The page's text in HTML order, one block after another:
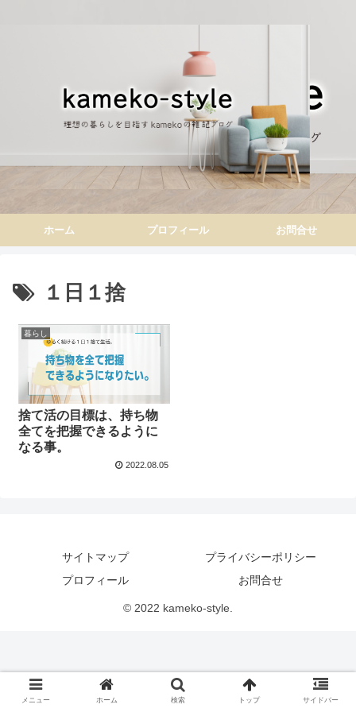
ホーム プロフィール お問合せ
１日１捨
暮らし
捨て活の目標は、持ち物
全てを把握できるように
なる事。
2022.08.05
サイトマップ
プライバシーポリシー
プロフィール
お問合せ
© 2022 kameko-style.
メニュー ホーム 検索 トップ サイドバー